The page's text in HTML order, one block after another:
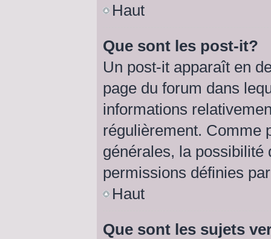
Haut
Que sont les post-it?
Un post-it apparaît en
page du forum dans
informations
régulièrement. Comme
générales, la possibilité
permissions définies
Haut
Que sont les sujets